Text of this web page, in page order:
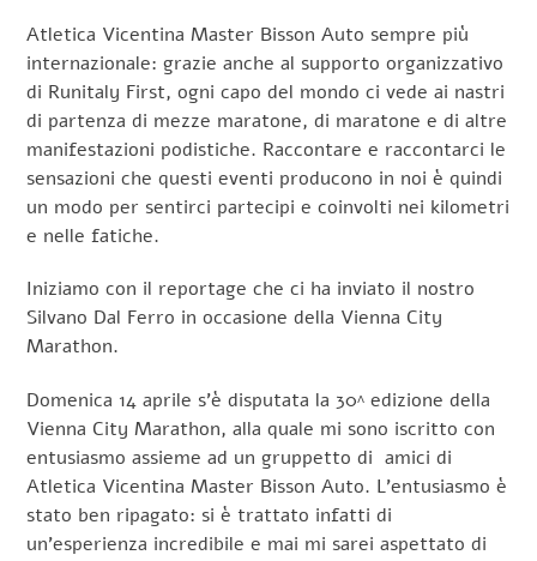
Atletica Vicentina Master Bisson Auto sempre più
internazionale: grazie anche al supporto organizzativo
di Runitaly First, ogni capo del mondo ci vede ai nastri
di partenza di mezze maratone, di maratone e di altre
manifestazioni podistiche. Raccontare e raccontarci le
sensazioni che questi eventi producono in noi è quindi
un modo per sentirci partecipi e coinvolti nei kilometri
e nelle fatiche.
Iniziamo con il reportage che ci ha inviato il nostro
Silvano Dal Ferro in occasione della Vienna City
Marathon.
Domenica 14 aprile s’è disputata la 30^ edizione della
Vienna City Marathon, alla quale mi sono iscritto con
entusiasmo assieme ad un gruppetto di amici di
Atletica Vicentina Master Bisson Auto. L’entusiasmo è
stato ben ripagato: si è trattato infatti di
un’esperienza incredibile e mai mi sarei aspettato di